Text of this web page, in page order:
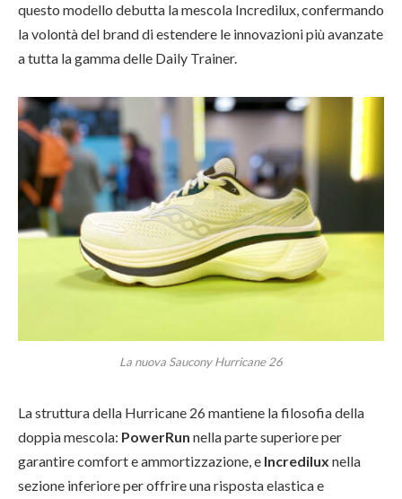
questo modello debutta la mescola Incredilux, confermando
la volontà del brand di estendere le innovazioni più avanzate
a tutta la gamma delle Daily Trainer.
La nuova Saucony Hurricane 26
La struttura della Hurricane 26 mantiene la filosofia della
doppia mescola: PowerRun nella parte superiore per
garantire comfort e ammortizzazione, e Incredilux nella
sezione inferiore per offrire una risposta elastica e